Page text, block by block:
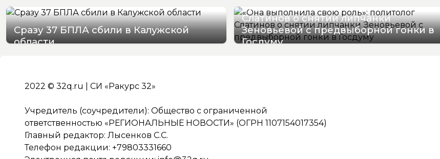
Сразу 37 БПЛА сбили в Калужской
области
«Она выполнила свою роль»: политолог
Слатинов о снятии липчанки
Зеновьевой с предвыборной гонки в
Госдуму
2022 © 32q.ru | СИ «Ракурс 32»
Учредитель (соучредители): Общество с ограниченной
ответственностью «РЕГИОНАЛЬНЫЕ НОВОСТИ» (ОГРН 1107154017354)
Главный редактор: Лысенков С.С.
Телефон редакции: +79803331660